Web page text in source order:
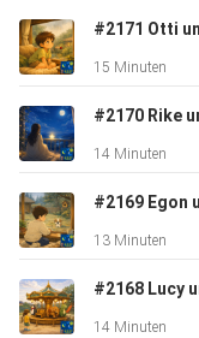
#2171 Otti
15 Minuten
#2170 Rike
14 Minuten
13 Minuten
#2168 Lucy
14 Minuten